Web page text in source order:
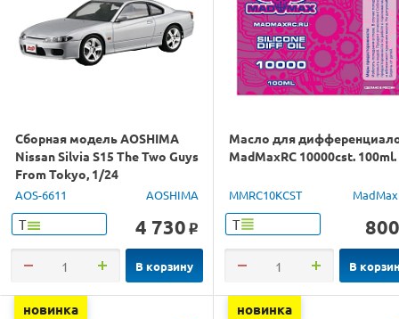
Сборная модель AOSHIMA
Nissan Silvia S15 The Two Guys
From Tokyo, 1/24
AOS-6611 AOSHIMA
Т 4 730 o
В корзину
Масло для
MadMaxRC 10000cst. 100ml.
MMRC10KCST
Т 800
В
новинка новинка